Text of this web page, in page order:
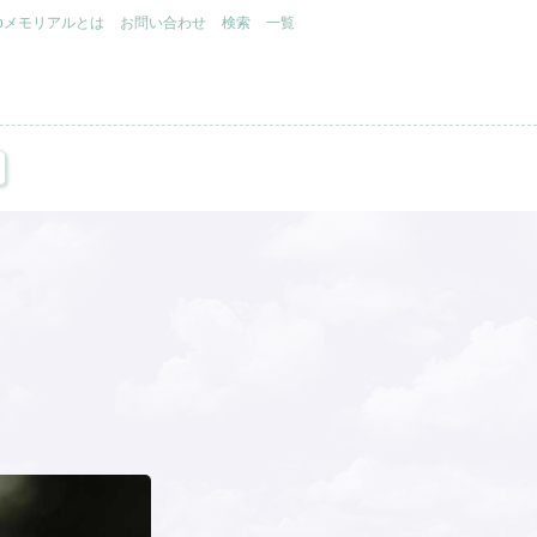
モリアルとは お問い合わせ 検索 一覧